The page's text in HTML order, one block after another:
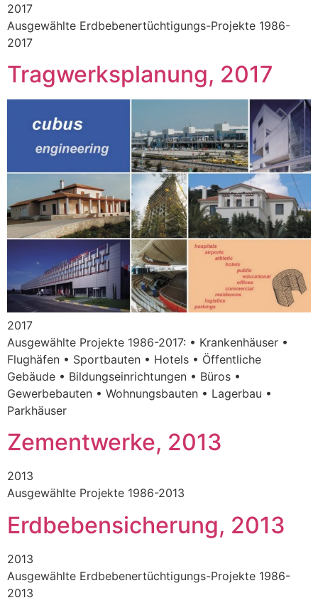
2017
Ausgewählte Erdbebenertüchtigungs-Projekte 1986-
2017
Tragwerksplanung, 2017
2017
Ausgewählte Projekte 1986-2017: • Krankenhäuser •
Flughäfen • Sportbauten • Hotels • Öffentliche
Gebäude • Bildungseinrichtungen • Büros •
Gewerbebauten • Wohnungsbauten • Lagerbau •
Parkhäuser
Zementwerke, 2013
2013
Ausgewählte Projekte 1986-2013
Erdbebensicherung, 2013
2013
Ausgewählte Erdbebenertüchtigungs-Projekte 1986-
2013